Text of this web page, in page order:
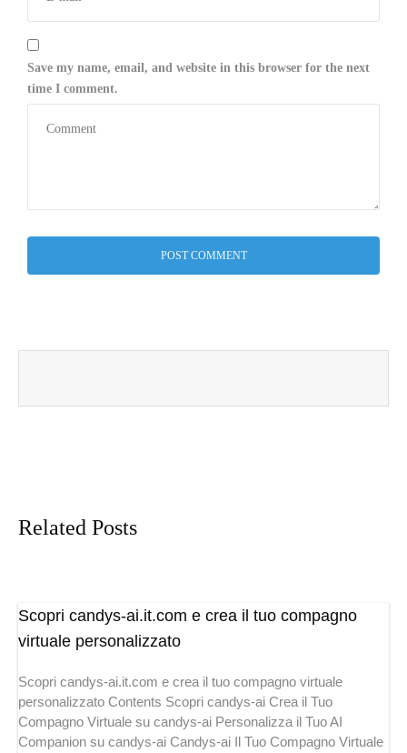
Save my name, email, and website in this browser for the next
time I comment.
Related Posts
Scopri candys-ai.it.com e crea il tuo compagno
virtuale personalizzato
Scopri candys-ai.it.com e crea il tuo compagno virtuale
personalizzato Contents Scopri candys-ai Crea il Tuo
Compagno Virtuale su candys-ai Personalizza il Tuo AI
Companion su candys-ai Candys-ai Il Tuo Compagno Virtuale